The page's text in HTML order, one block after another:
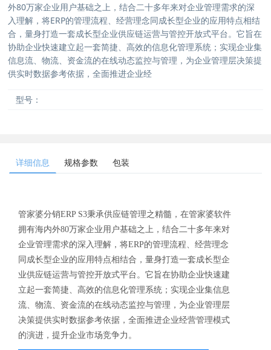
外80万家企业用户基础之上，结合二十多年来对企业管理需求的深
入理解，将ERP的管理流程、经营理念同成长型企业的应用特点相结
合，量身打造一套成长型企业供应链运营与管控开放式平台。它旨在
协助企业快速建立起一套简捷、高效的信息化管理系统；实现企业集
信息流、物流、资金流的在线动态监控与管理，为企业管理层决策提
供实时数据参考依据，全面推进企业经
型号：
详细信息 规格参数 包装
管家婆分销ERP S3秉承供应链管理之精髓，在管家婆软件
拥有海内外80万家企业用户基础之上，结合二十多年来对
企业管理需求的深入理解，将ERP的管理流程、经营理念
同成长型企业的应用特点相结合，量身打造一套成长型企
业供应链运营与管控开放式平台。它旨在协助企业快速建
立起一套简捷、高效的信息化管理系统；实现企业集信息
流、物流、资金流的在线动态监控与管理，为企业管理层
决策提供实时数据参考依据，全面推进企业经营管理模式
的演进，提升企业市场竞争力。